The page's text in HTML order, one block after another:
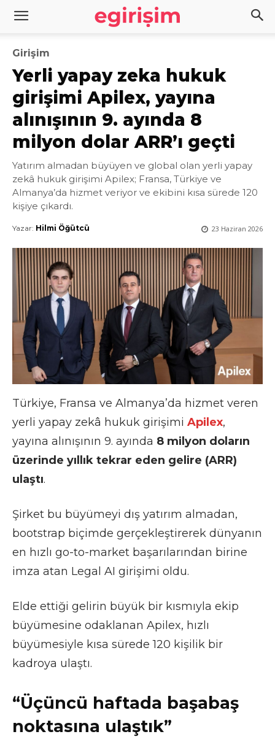
Girişim
Yerli yapay zeka hukuk
girişimi Apilex, yayına
alınışının 9. ayında 8
milyon dolar ARR’ı geçti
Yatırım almadan büyüyen ve global olan yerli yapay
zekâ hukuk girişimi Apilex; Fransa, Türkiye ve
Almanya’da hizmet veriyor ve ekibini kısa sürede 120
kişiye çıkardı.
23 Haziran 2026
Yazar: Hilmi Öğütcü
Türkiye, Fransa ve Almanya’da hizmet veren
yerli yapay zekâ hukuk girişimi Apilex,
yayına alınışının 9. ayında 8 milyon doların
üzerinde yıllık tekrar eden gelire (ARR)
ulaştı.
Şirket bu büyümeyi dış yatırım almadan,
bootstrap biçimde gerçekleştirerek dünyanın
en hızlı go-to-market başarılarından birine
imza atan Legal AI girişimi oldu.
Elde ettiği gelirin büyük bir kısmıyla ekip
büyümesine odaklanan Apilex, hızlı
büyümesiyle kısa sürede 120 kişilik bir
kadroya ulaştı.
“Üçüncü haftada başabaş
noktasına ulaştık”